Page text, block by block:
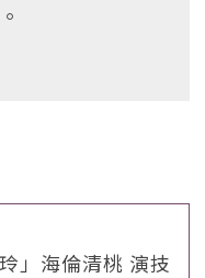
」海倫清桃 演技